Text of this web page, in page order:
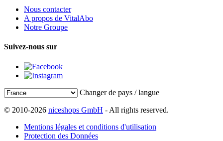
Nous contacter
A propos de VitalAbo
Notre Groupe
Suivez-nous sur
Changer de pays / langue
© 2010-2026 niceshops GmbH - All rights reserved.
Mentions légales et conditions d'utilisation
Protection des Données